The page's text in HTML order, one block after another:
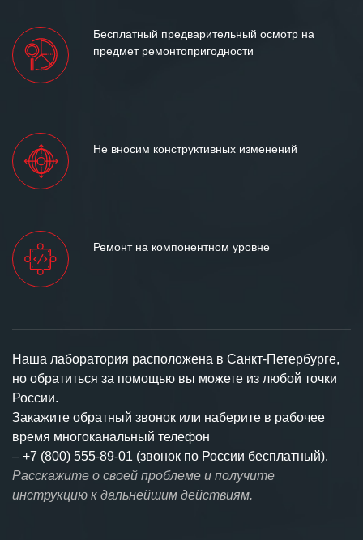
Бесплатный предварительный осмотр на
предмет ремонтопригодности
Не вносим конструктивных изменений
Ремонт на компонентном уровне
Наша лаборатория расположена в Санкт-Петербурге,
но обратиться за помощью вы можете из любой точки
России.
Закажите обратный звонок или наберите в рабочее
время многоканальный телефон
– +7 (800) 555-89-01 (звонок по России бесплатный).
Расскажите о своей проблеме и получите
инструкцию к дальнейшим действиям.